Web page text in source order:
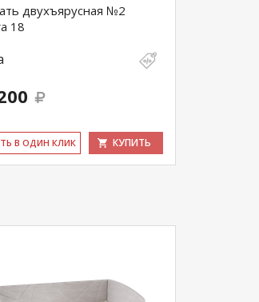
двухъярусная №2
18
В ОДИН КЛИК КУПИТЬ